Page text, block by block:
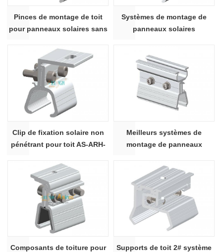
Pinces de montage de toit
pour panneaux solaires sans
Systèmes de montage de
panneaux solaires
Clip de fixation solaire non
pénétrant pour toit AS-ARH-
Meilleurs systèmes de
montage de panneaux
toit
Composants de toiture pour
Supports de toit 2# système